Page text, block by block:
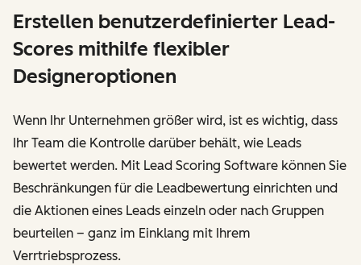
Erstellen benutzerdefinierter Lead-
Scores mithilfe flexibler
Designeroptionen
Wenn Ihr Unternehmen größer wird, ist es wichtig, dass
Ihr Team die Kontrolle darüber behält, wie Leads
bewertet werden. Mit Lead Scoring Software können Sie
Beschränkungen für die Leadbewertung einrichten und
die Aktionen eines Leads einzeln oder nach Gruppen
beurteilen – ganz im Einklang mit Ihrem
Verrtriebsprozess.